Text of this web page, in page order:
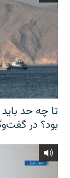
تا چه حد
بود؟ در